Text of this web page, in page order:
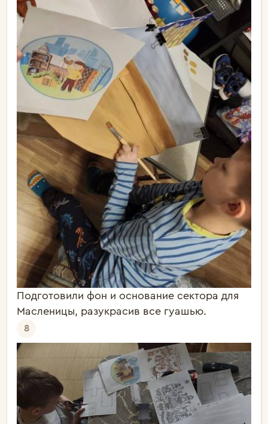
Подготовили фон и основание сектора для
Масленицы, разукрасив все гуашью.
8